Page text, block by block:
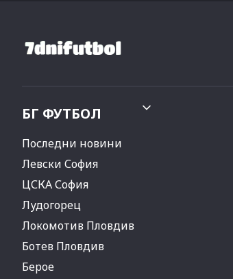
БГ ФУТБОЛ
Последни новини
Левски София
ЦСКА София
Лудогорец
Локомотив Пловдив
Ботев Пловдив
Берое